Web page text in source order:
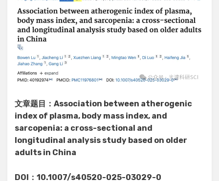
文章题目：Association between atherogenic
index of plasma, body mass index, and
sarcopenia: a cross-sectional and
longitudinal analysis study based on older
adults in China
DOI：10.1007/s40520-025-03029-0